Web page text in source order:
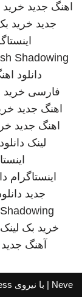
اهنگ جدید خرید
جدید خرید
Shadowing
دانلود
فارسی خرید
اهنگ جدید
اهنگ جدید
لینک
اینستاگرام
جدید
خرید بک لینک
آهنگ جدید
Neve | با نیروی